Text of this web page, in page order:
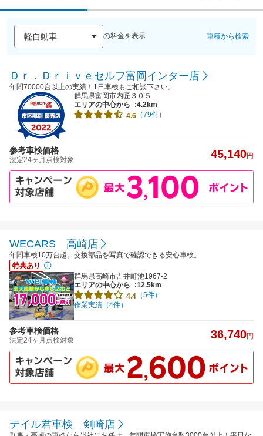
の料金を表示 車種から検索
Ｄｒ．Ｄｒｉｖｅセルフ富岡インター店
年間70000台以上の実績！1日車検もご相談下さい。
群馬県富岡市内匠３０５
エリアの中心から
:4.2km
4.6 （79件）
参考車検価格
法定24ヶ月点検対象 45,140円
WECARS 高崎店
年間車検10万台超。交換部品を写真で確認できる安心車検。
特典あり
群馬県高崎市吉井町池1967-2
エリアの中心から
:12.5km
4.4 （5件）
作業実績（4件）
参考車検価格
法定24ヶ月点検対象 36,740円
テイル君車検 剣崎店